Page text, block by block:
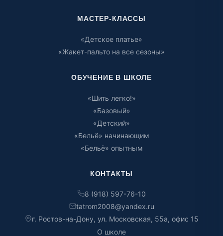
МАСТЕР-КЛАССЫ
«Детское платье»
«Жакет-пальто на все сезоны»
ОБУЧЕНИЕ В ШКОЛЕ
«Шить легко!»
«Базовый»
«Детский»
«Бельё» начинающим
«Бельё» опытным
КОНТАКТЫ
8 (918) 597-76-10
tatrom2008@yandex.ru
г. Ростов-на-Дону, ул. Московская, 55а, офис 15
О школе